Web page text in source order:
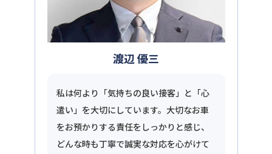
渡辺 優三
私は何より「気持ちの良い接客」と「心
遣い」を大切にしています。大切なお車
をお預かりする責任をしっかりと感じ、
どんな時も丁寧で誠実な対応を心がけて